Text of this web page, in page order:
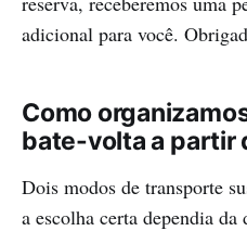
adicional para você.
Como
bate-volta a partir
Dois modos de transporte
a escolha certa dependia da